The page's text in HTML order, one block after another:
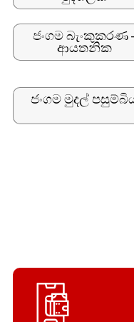
ජංගම බැංකුකරණ -
ආයතනික
ජංගම මුදල්